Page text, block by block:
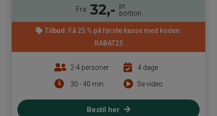
Fra 32,-
pr.
portion
Tilbud: Få 25 % på første kasse med koden:
RABAT25
2-4 personer
30 - 40 min.
4 dage
Se video
Bestil her